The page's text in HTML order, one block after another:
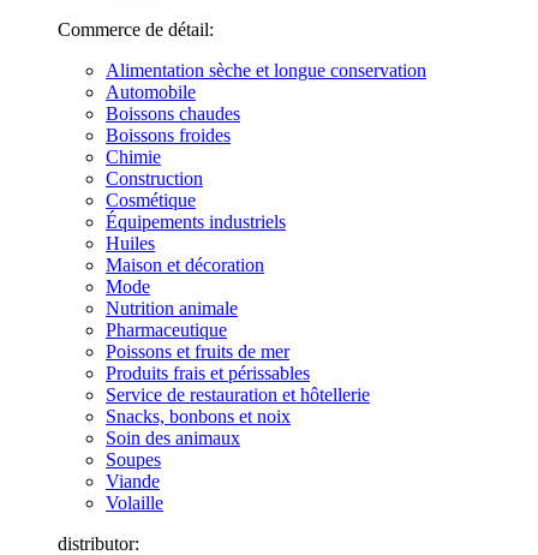
Commerce de détail:
Alimentation sèche et longue conservation
Automobile
Boissons chaudes
Boissons froides
Chimie
Construction
Cosmétique
Équipements industriels
Huiles
Maison et décoration
Mode
Nutrition animale
Pharmaceutique
Poissons et fruits de mer
Produits frais et périssables
Service de restauration et hôtellerie
Snacks, bonbons et noix
Soin des animaux
Soupes
Viande
Volaille
distributor: